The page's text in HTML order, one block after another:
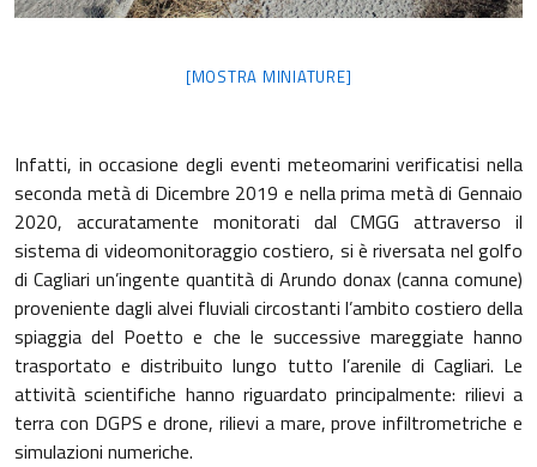
[MOSTRA MINIATURE]
Infatti, in occasione degli eventi meteomarini verificatisi nella
seconda metà di Dicembre 2019 e nella prima metà di Gennaio
2020, accuratamente monitorati dal CMGG attraverso il
sistema di videomonitoraggio costiero, si è riversata nel golfo
di Cagliari un’ingente quantità di Arundo donax (canna comune)
proveniente dagli alvei fluviali circostanti l’ambito costiero della
spiaggia del Poetto e che le successive mareggiate hanno
trasportato e distribuito lungo tutto l’arenile di Cagliari. Le
attività scientifiche hanno riguardato principalmente: rilievi a
terra con DGPS e drone, rilievi a mare, prove infiltrometriche e
simulazioni numeriche.